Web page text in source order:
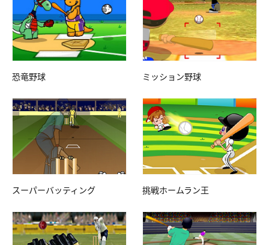
恐竜野球 ミッション野球
スーパーバッティング 挑戦ホームラン王